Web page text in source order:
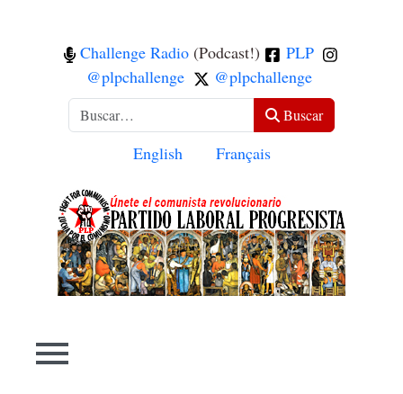
Challenge Radio (Podcast!)
PLP
@plpchallenge
@plpchallenge
Buscar Buscar
Seleccione su idioma
English Français